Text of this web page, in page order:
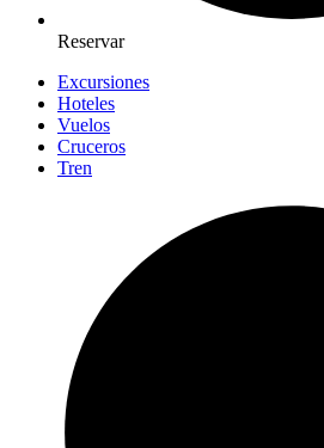
Reservar
Excursiones
Hoteles
Vuelos
Cruceros
Tren